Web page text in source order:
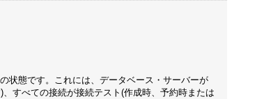
状態です。これには、データベース・サーバーが
すべての接続が接続テスト(作成時、予約時または